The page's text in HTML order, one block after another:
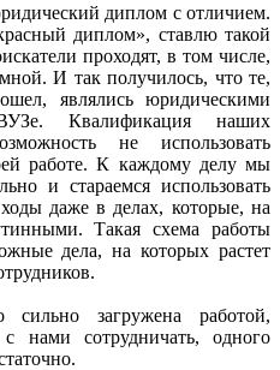
диплом с отличием.
диплом», ставлю такой
проходят, в том числе,
И так получилось, что те,
являлись юридическими
Квалификация наших
не использовать
работе. К каждому делу мы
и стараемся использовать
даже в делах, которые, на
Такая схема работы
дела, на которых растет
сильно загружена работой,
нами сотрудничать, одного